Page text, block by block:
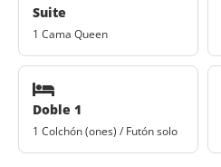
Suite
1 Cama Queen
Doble 1
1 Colchón (ones) / Futón solo